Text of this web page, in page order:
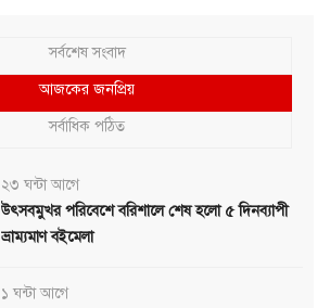
সর্বশেষ সংবাদ
আজকের জনপ্রিয়
সর্বাধিক পঠিত
২৩ ঘন্টা আগে
উৎসবমুখর পরিবেশে বরিশালে শেষ হলো ৫ দিনব্যাপী
ভ্রাম্যমাণ বইমেলা
১ ঘন্টা আগে